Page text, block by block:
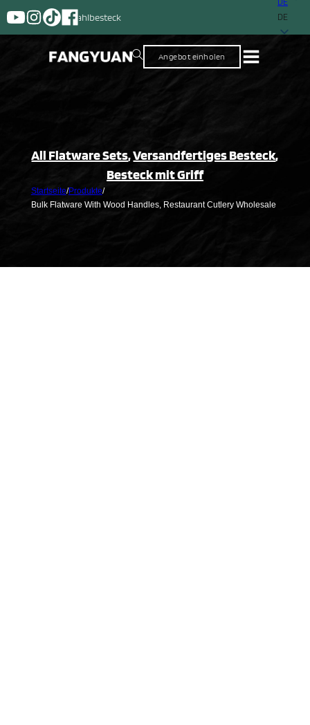
Ein Lieferant mit
DE
Angebot einholen
All Flatware Sets,Versandfertiges Besteck,
Besteck mit Griff
Startseite/Produkte/
Bulk Flatware With Wood Handles, Restaurant Cutlery Wholesale